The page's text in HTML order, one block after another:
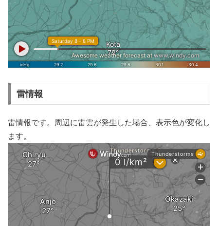
雷情報
雷情報です。周辺に雷雲が発生した場合、表示色が変化し
ます。